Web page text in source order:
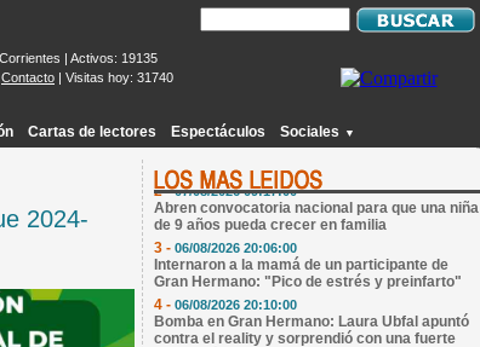
| Activos: 19135
Contacto | Visitas hoy: 31740
Cartas de lectores Espectáculos Sociales ▼
2024-
secuestrado en Concordia, le pidió $25.000 de
rescate a su madre y terminó detenido
2 -07/08/2026 09:17:00
Abren convocatoria nacional para que una niña
de 9 años pueda crecer en familia
3 - 06/08/2026 20:06:00
Internaron a la mamá de un participante de
Gran Hermano: "Pico de estrés y preinfarto"
4 -06/08/2026 20:10:00
Bomba en Gran Hermano: Laura Ubfal apuntó
contra el reality y sorprendió con una fuerte
revelación